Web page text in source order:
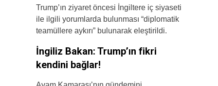
Trump’ın ziyaret öncesi İngiltere iç siyaseti
ile ilgili yorumlarda bulunması “diplomatik
teamüllere aykırı” bulunarak eleştirildi.
İngiliz Bakan: Trump’ın fikri
kendini bağlar!